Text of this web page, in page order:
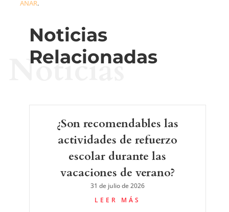
ANAR.
Noticias
Relacionadas
Noticias
¿Son recomendables las
actividades de refuerzo
escolar durante las
vacaciones de verano?
31 de julio de 2026
LEER MÁS